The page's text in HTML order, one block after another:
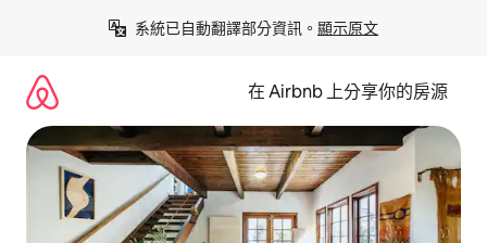
系統已自動翻譯部分資訊。 顯示原文
在 Airbnb 上分享你的房源